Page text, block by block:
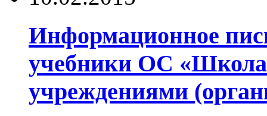
Информационное
учебники ОС «Школа
учреждениями